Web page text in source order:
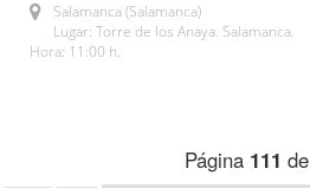
Salamanca (Salamanca)
Lugar: Torre de los Anaya. Salamanca.
Hora: 11:00 h.
Página 111 de